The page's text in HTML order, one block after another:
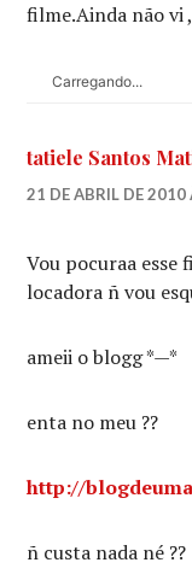
filme.Ainda não vi
Carregando...
tatiele Santos
21 DE ABRIL DE 2010
Vou pocuraa esse
locadora ñ vou
ameii o blogg *—*
enta no meu ??
http://
ñ custa nada né ??